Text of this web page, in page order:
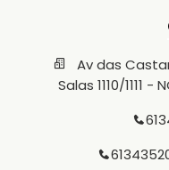
Av das
Salas 1110/1111 -